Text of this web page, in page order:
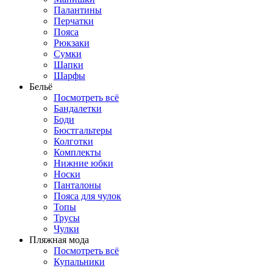
Палантины
Перчатки
Пояса
Рюкзаки
Сумки
Шапки
Шарфы
Бельё
Посмотреть всё
Бандалетки
Боди
Бюстгальтеры
Колготки
Комплекты
Нижние юбки
Носки
Панталоны
Поясa для чулок
Топы
Трусы
Чулки
Пляжная мода
Посмотреть всё
Купальники